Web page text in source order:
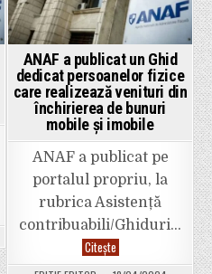
ANAF a publicat un Ghid
dedicat persoanelor fizice
care realizează venituri din
închirierea de bunuri
mobile și imobile
ANAF a publicat pe
portalul propriu, la
rubrica Asistență
contribuabili/Ghiduri…
CiteșteANAF
a
publicat